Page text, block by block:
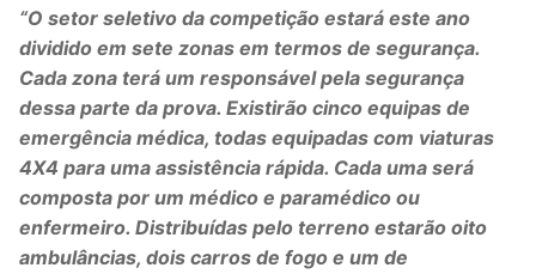
“O setor seletivo da competição estará este ano
dividido em sete zonas em termos de segurança.
Cada zona terá um responsável pela segurança
dessa parte da prova. Existirão cinco equipas de
emergência médica, todas equipadas com viaturas
4X4 para uma assistência rápida. Cada uma será
composta por um médico e paramédico ou
enfermeiro. Distribuídas pelo terreno estarão oito
ambulâncias, dois carros de fogo e um de